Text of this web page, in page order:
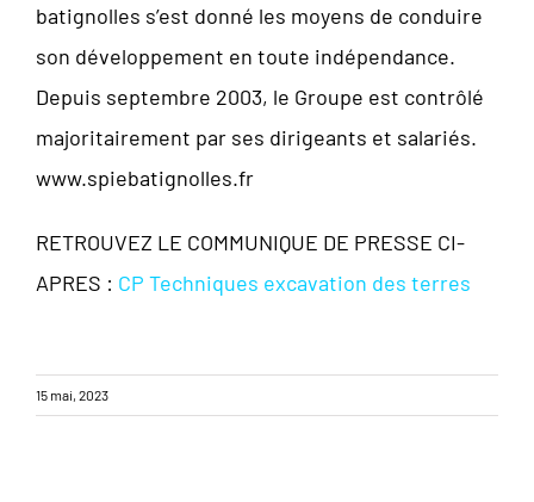
batignolles s’est donné les moyens de conduire
son développement en toute indépendance.
Depuis septembre 2003, le Groupe est contrôlé
majoritairement par ses dirigeants et salariés.
www.spiebatignolles.fr
RETROUVEZ LE COMMUNIQUE DE PRESSE CI-
APRES : CP Techniques excavation des terres
15 mai, 2023